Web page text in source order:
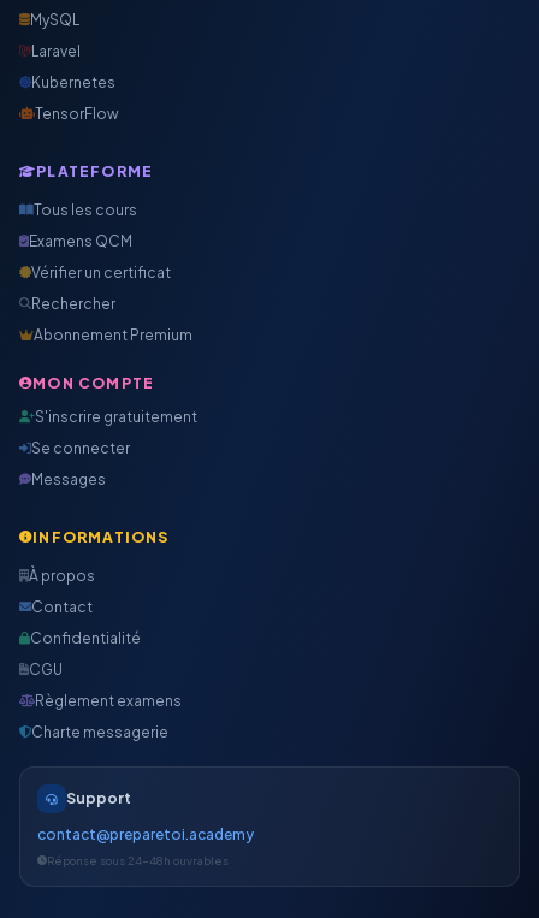
MySQL
Laravel
Kubernetes
TensorFlow
PLATEFORME
Tous les cours
Examens QCM
Vérifier un certificat
Rechercher
Abonnement Premium
MON COMPTE
S'inscrire gratuitement
Se connecter
Messages
INFORMATIONS
À propos
Contact
Confidentialité
CGU
Règlement examens
Charte messagerie
Support
contact@preparetoi.academy
Réponse sous 24-48h ouvrables